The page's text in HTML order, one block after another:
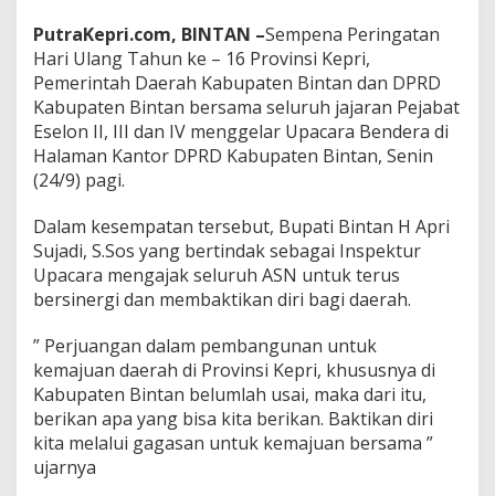
U
T
K
e
p
r
6
,
B
u
t
i
B
i
PutraKepri.com, BINTAN –Sempena Peringatan
Hari Ulang Tahun ke – 16 Provinsi Kepri,
Pemerintah Daerah Kabupaten Bintan dan DPRD
Kabupaten Bintan bersama seluruh jajaran Pejabat
Eselon II, III dan IV menggelar Upacara Bendera di
Halaman Kantor DPRD Kabupaten Bintan, Senin
(24/9) pagi.
Dalam kesempatan tersebut, Bupati Bintan H Apri
Sujadi, S.Sos yang bertindak sebagai Inspektur
Upacara mengajak seluruh ASN untuk terus
bersinergi dan membaktikan diri bagi daerah.
” Perjuangan dalam pembangunan untuk
kemajuan daerah di Provinsi Kepri, khususnya di
Kabupaten Bintan belumlah usai, maka dari itu,
berikan apa yang bisa kita berikan. Baktikan diri
kita melalui gagasan untuk kemajuan bersama ”
ujarnya